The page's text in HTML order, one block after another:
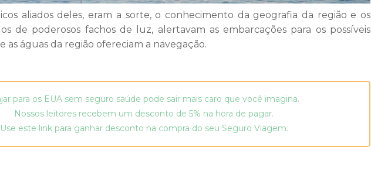
aliados deles, eram a sorte, o conhecimento da geografia da região e os
de poderosos fachos de luz, alertavam as embarcações para os possíveis
as águas da região ofereciam a navegação.
para os EUA sem seguro saúde pode sair mais caro que você imagina.
Nossos leitores recebem um desconto de 5% na hora de pagar.
Use este link para ganhar desconto na compra do seu Seguro Viagem.